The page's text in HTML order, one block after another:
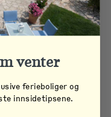
venter
ferieboliger og
innsidetipsene.